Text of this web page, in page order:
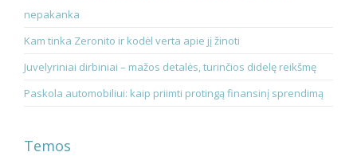
nepakanka
Kam tinka Zeronito ir kodėl verta apie jį žinoti
Juvelyriniai dirbiniai – mažos detalės, turinčios didelę reikšmę
Paskola automobiliui: kaip priimti protingą finansinį sprendimą
Temos